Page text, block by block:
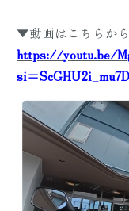
▼動画はこちらか
https://youtu.be/